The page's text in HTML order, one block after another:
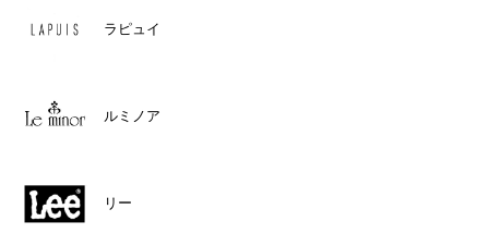
ラピュイ
ルミノア
リー